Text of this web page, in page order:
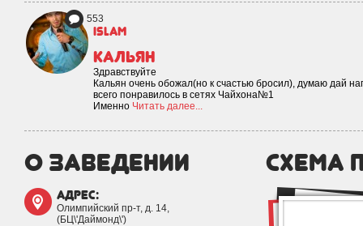
553
islam
Кальян
Здравствуйте
Кальян очень обожал(но к счастью бросил), думаю дай
всего понравилось в сетях Чайхона№1
Именно Читать далее...
о заведении
адрес:
Олимпийский пр-т, д. 14,
(БЦ\'Даймонд\')
схема